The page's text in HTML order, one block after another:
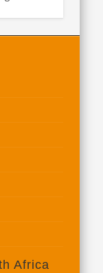
Africa